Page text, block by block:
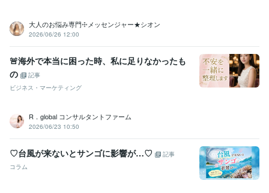
大人のお悩み専門☩メッセンジャー★シオン
2026/06/26 12:00
🚨海外で本当に困った時、私に足りなかったも
の
記事
ビジネス・マーケティング
R．global コンサルタントファーム
2026/06/23 10:50
♡台風が来ないとサンゴに影響が…♡
記事
コラム